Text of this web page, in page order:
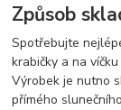
Způsob
Spotřebujte
krabičky a na víčku
Výrobek je nutno
přímého